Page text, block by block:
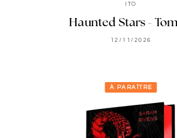
ITO
Haunted Stars -
12/11/2026
À PARAÎTRE